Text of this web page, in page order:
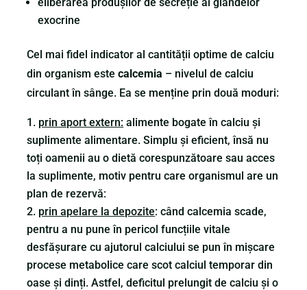
exocrine
Cel mai fidel indicator al cantității optime de calciu
din organism estecalcemia – nivelul de calciu
circulant în sânge. Ea se menține prin două moduri:
prin aport extern: alimente bogate în calciu și
suplimente alimentare. Simplu și eficient, însă nu
toți oamenii au o dietă corespunzătoare sau acces
la suplimente, motiv pentru care organismul are un
plan de rezervă:
prin apelare la depozite: când calcemia scade,
pentru a nu pune în pericol funcțiile vitale
desfășurare cu ajutorul calciului se pun în mișcare
procese metabolice care scot calciul temporar din
oase și dinți. Astfel, deficitul prelungit de calciu și o